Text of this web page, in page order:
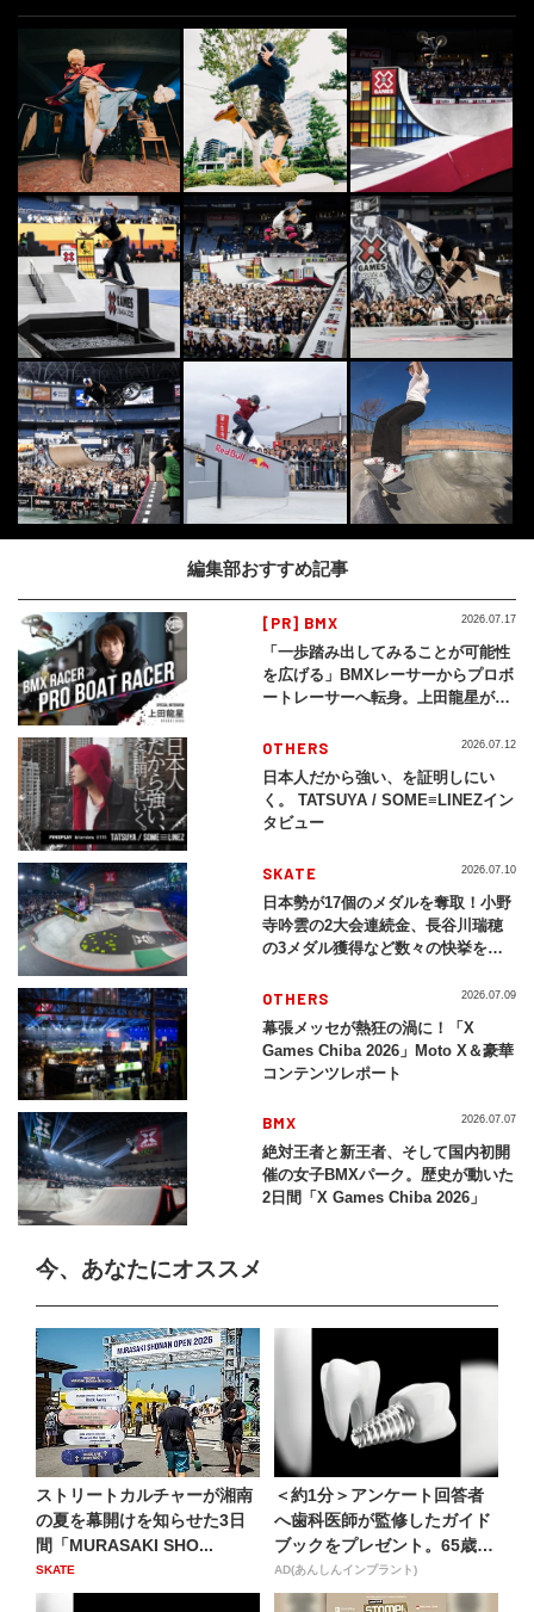
編集部おすすめ記事
[PR] BMX
「一歩踏み出してみることが可能性
を広げる」BMXレーサーからプロボ
ートレーサーへ転身。上田龍星が体
2026.07.17
OTHERS
日本人だから強い、を証明しにい
く。 TATSUYA / SOME≡LINEZイン
タビュー
2026.07.12
SKATE
日本勢が17個のメダルを奪取！小野
寺吟雲の2大会連続金、長谷川瑞穂
の3メダル獲得など数々の快挙をプ
2026」
2026.07.10
OTHERS
幕張メッセが熱狂の渦に！「X
Games Chiba 2026」Moto X＆豪華
コンテンツレポート
2026.07.09
BMX
絶対王者と新王者、そして国内初開
催の女子BMXパーク。歴史が動いた
2日間「X Games Chiba 2026」
2026.07.07
今、あなたにオススメ
ストリートカルチャーが湘南
の夏を幕開けを知らせた3日
間「MURASAKI SHO...
SKATE
＜約1分＞アンケート回答者
へ歯科医師が監修したガイド
ブックをプレゼント。65歳
以...
AD(あんしんインプラント)